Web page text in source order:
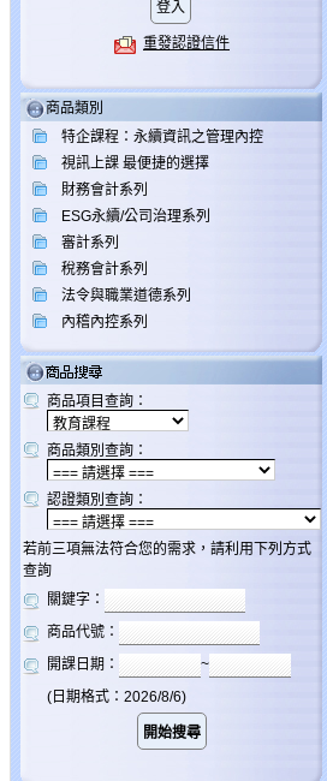
重發認證信件
商品類別
特企課程：永續資訊之管理內控
視訊上課 最便捷的選擇
財務會計系列
ESG永續/公司治理系列
審計系列
稅務會計系列
法令與職業道德系列
內稽內控系列
商品項目查詢：
商品類別查詢：
認證類別查詢：
若前三項無法符合您的需求，請利用下列方式
查詢
關鍵字：
商品代號：
開課日期：
~
(日期格式：2026/8/6)